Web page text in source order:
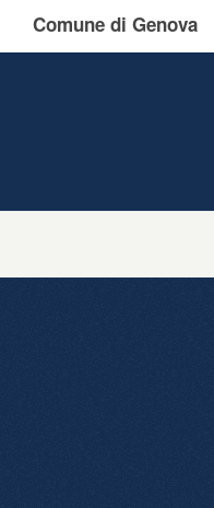
Comune di Genova